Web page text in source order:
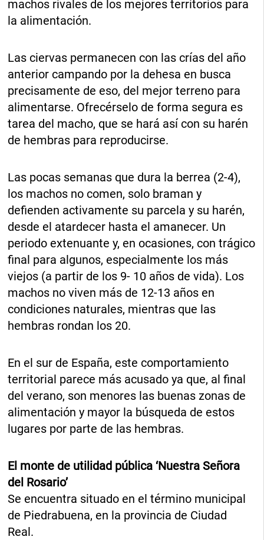
machos rivales de los mejores territorios para
la alimentación.
Las ciervas permanecen con las crías del año
anterior campando por la dehesa en busca
precisamente de eso, del mejor terreno para
alimentarse. Ofrecérselo de forma segura es
tarea del macho, que se hará así con su harén
de hembras para reproducirse.
Las pocas semanas que dura la berrea (2-4),
los machos no comen, solo braman y
defienden activamente su parcela y su harén,
desde el atardecer hasta el amanecer. Un
periodo extenuante y, en ocasiones, con trágico
final para algunos, especialmente los más
viejos (a partir de los 9- 10 años de vida). Los
machos no viven más de 12-13 años en
condiciones naturales, mientras que las
hembras rondan los 20.
En el sur de España, este comportamiento
territorial parece más acusado ya que, al final
del verano, son menores las buenas zonas de
alimentación y mayor la búsqueda de estos
lugares por parte de las hembras.
El monte de utilidad pública ‘Nuestra Señora
del Rosario’
Se encuentra situado en el término municipal
de Piedrabuena, en la provincia de Ciudad
Real.